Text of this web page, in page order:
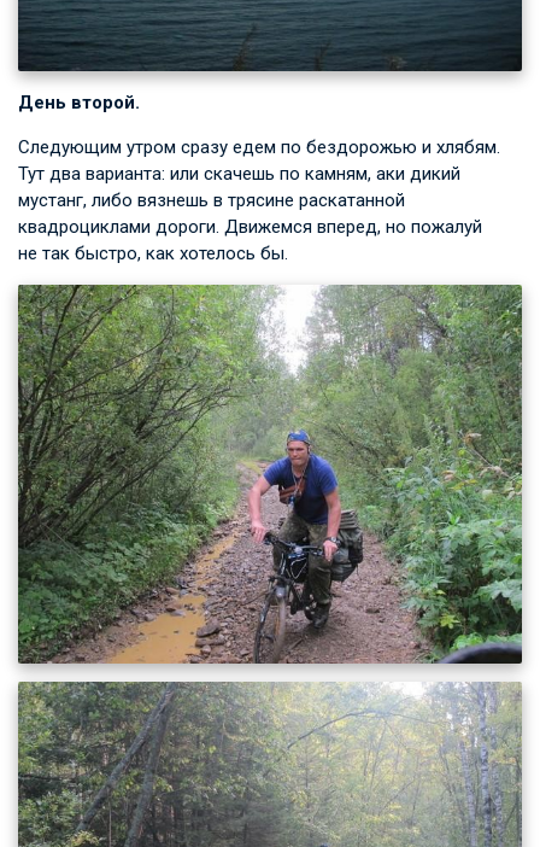
День второй.
Следующим утром сразу едем по бездорожью и хлябям.
Тут два варианта: или скачешь по камням, аки дикий
мустанг, либо вязнешь в трясине раскатанной
квадроциклами дороги. Движемся вперед, но пожалуй
не так быстро, как хотелось бы.